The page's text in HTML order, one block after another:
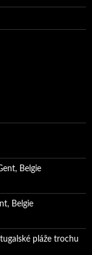
Belgie
Belgie
pláže trochu